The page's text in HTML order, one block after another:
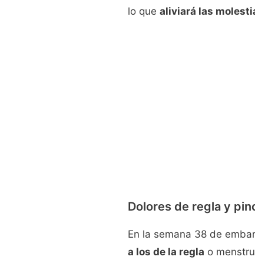
lo que aliviará las
Dolores de regla y
En la semana 38 de
a los de la regla o